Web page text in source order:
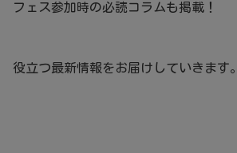
フェス参加時の必読コラムも掲載！
役立つ最新情報をお届けしていきます。